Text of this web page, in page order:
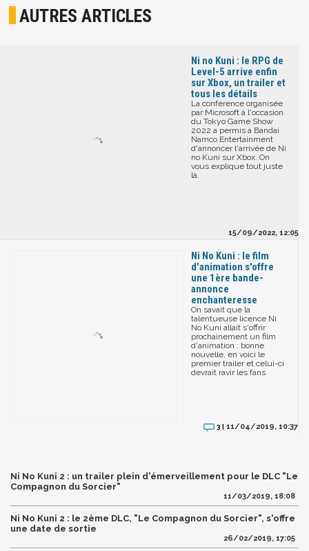
AUTRES ARTICLES
Ni no Kuni : le RPG de
Level-5 arrive enfin
sur Xbox, un trailer et
tous les détails
La conférence organisée
par Microsoft à l'occasion
du Tokyo Game Show
2022 a permis à Bandai
Namco Entertainment
d'annoncer l'arrivée de Ni
no Kuni sur Xbox. On
vous explique tout juste
là.
15/09/2022, 12:05
Ni No Kuni : le film
d'animation s'offre
une 1ère bande-
annonce
enchanteresse
On savait que la
talentueuse licence Ni
No Kuni allait s'offrir
prochainement un film
d'animation : bonne
nouvelle, en voici le
premier trailer et celui-ci
devrait ravir les fans.
3 | 11/04/2019, 10:37
Ni No Kuni 2 : un trailer plein d'émerveillement pour le DLC "Le
Compagnon du Sorcier"
11/03/2019, 18:08
Ni No Kuni 2 : le 2ème DLC, "Le Compagnon du Sorcier", s'offre
une date de sortie
26/02/2019, 17:05